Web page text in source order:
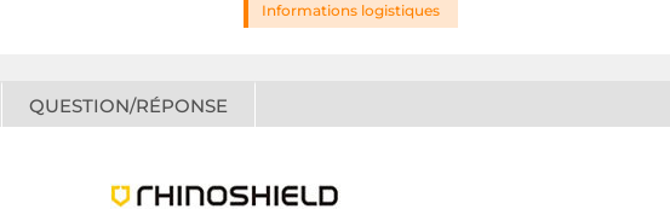
Informations logistiques
QUESTION/RÉPONSE